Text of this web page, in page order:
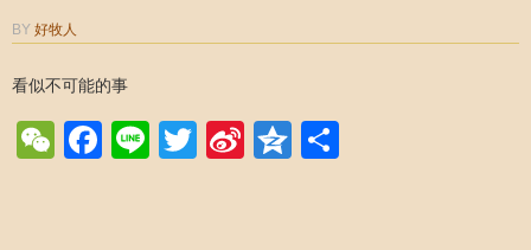
BY 好牧人
看似不可能的事
WeChat
Facebook
LineTwitter
SinaQzone